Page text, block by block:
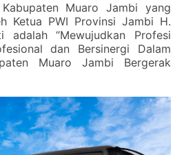
Muaro Jambi yang
Ketua PWI Provinsi Jambi H.
adalah “Mewujudkan Profesi
dan Bersinergi Dalam
Muaro Jambi Bergerak